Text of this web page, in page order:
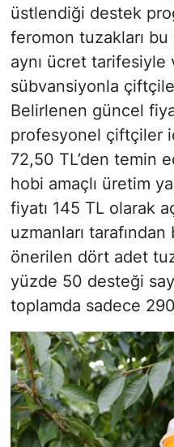
üstlendiği destek
feromon tuzakları bu
aynı ücret tarifesiyle
sübvansiyonla
Belirlenen güncel
profesyonel çiftçiler
72,50 TL’den temin
hobi amaçlı üretim
fiyatı 145 TL olarak
uzmanları
önerilen dört adet
yüzde 50 desteği
toplamda sadece